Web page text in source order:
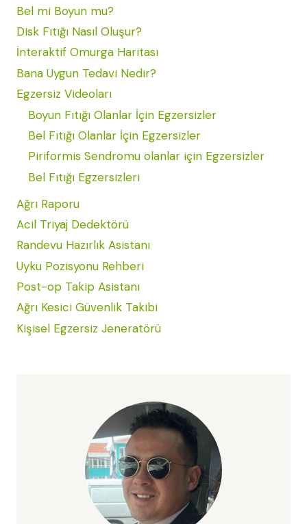
Bel mi Boyun mu?
Disk Fıtığı Nasıl Oluşur?
İnteraktif Omurga Haritası
Bana Uygun Tedavi Nedir?
Egzersiz Videoları
Boyun Fıtığı Olanlar İçin Egzersizler
Bel Fıtığı Olanlar İçin Egzersizler
Piriformis Sendromu olanlar için Egzersizler
Bel Fıtığı Egzersizleri
Ağrı Raporu
Acil Triyaj Dedektörü
Randevu Hazırlık Asistanı
Uyku Pozisyonu Rehberi
Post-op Takip Asistanı
Ağrı Kesici Güvenlik Takibi
Kişisel Egzersiz Jeneratörü